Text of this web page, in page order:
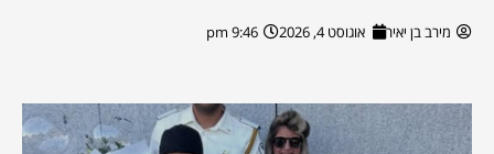
מירב בן יאיר אוגוסט 4, 2026 9:46 pm